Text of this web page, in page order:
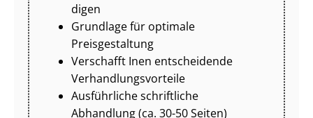
di­gen
Grundlage für optimale
Preisgestaltung
Verschafft Inen entscheidende
Ver­hand­lungs­vor­tei­le
Ausführliche schriftliche
Abhandlung (ca. 30-50 Seiten)